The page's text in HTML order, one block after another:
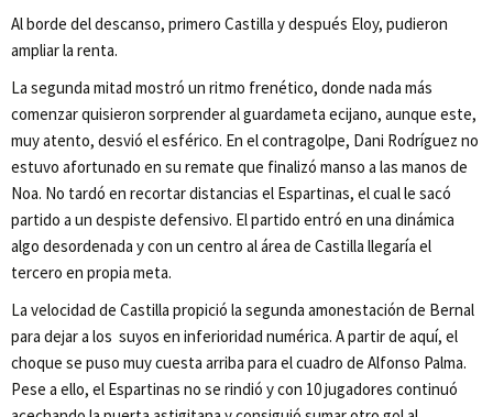
Al borde del descanso, primero Castilla y después Eloy, pudieron
ampliar la renta.
La segunda mitad mostró un ritmo frenético, donde nada más
comenzar quisieron sorprender al guardameta ecijano, aunque este,
muy atento, desvió el esférico. En el contragolpe, Dani Rodríguez no
estuvo afortunado en su remate que finalizó manso a las manos de
Noa. No tardó en recortar distancias el Espartinas, el cual le sacó
partido a un despiste defensivo. El partido entró en una dinámica
algo desordenada y con un centro al área de Castilla llegaría el
tercero en propia meta.
La velocidad de Castilla propició la segunda amonestación de Bernal
para dejar a los suyos en inferioridad numérica. A partir de aquí, el
choque se puso muy cuesta arriba para el cuadro de Alfonso Palma.
Pese a ello, el Espartinas no se rindió y con 10 jugadores continuó